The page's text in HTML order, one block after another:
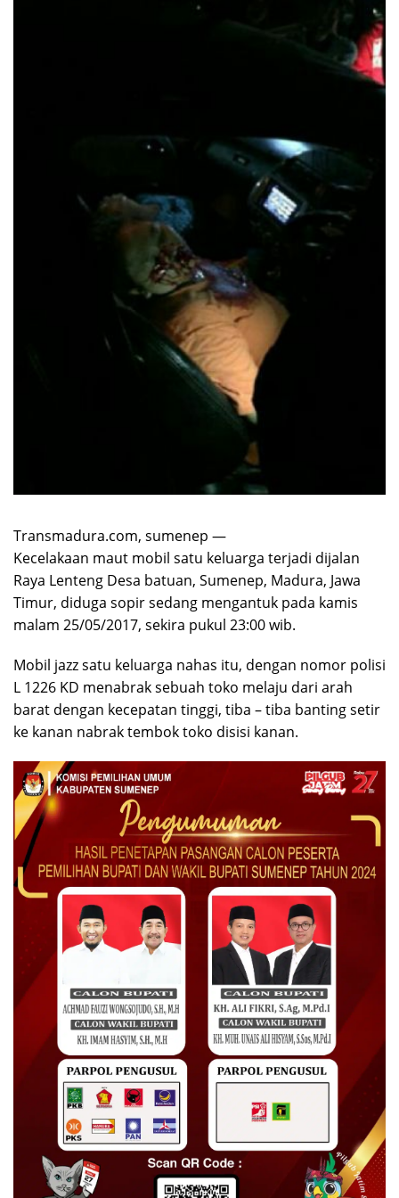
Transmadura.com, sumenep —
Kecelakaan maut mobil satu keluarga terjadi dijalan
Raya Lenteng Desa batuan, Sumenep, Madura, Jawa
Timur, diduga sopir sedang mengantuk pada kamis
malam 25/05/2017, sekira pukul 23:00 wib.
Mobil jazz satu keluarga nahas itu, dengan nomor polisi
L 1226 KD menabrak sebuah toko melaju dari arah
barat dengan kecepatan tinggi, tiba – tiba banting setir
ke kanan nabrak tembok toko disisi kanan.